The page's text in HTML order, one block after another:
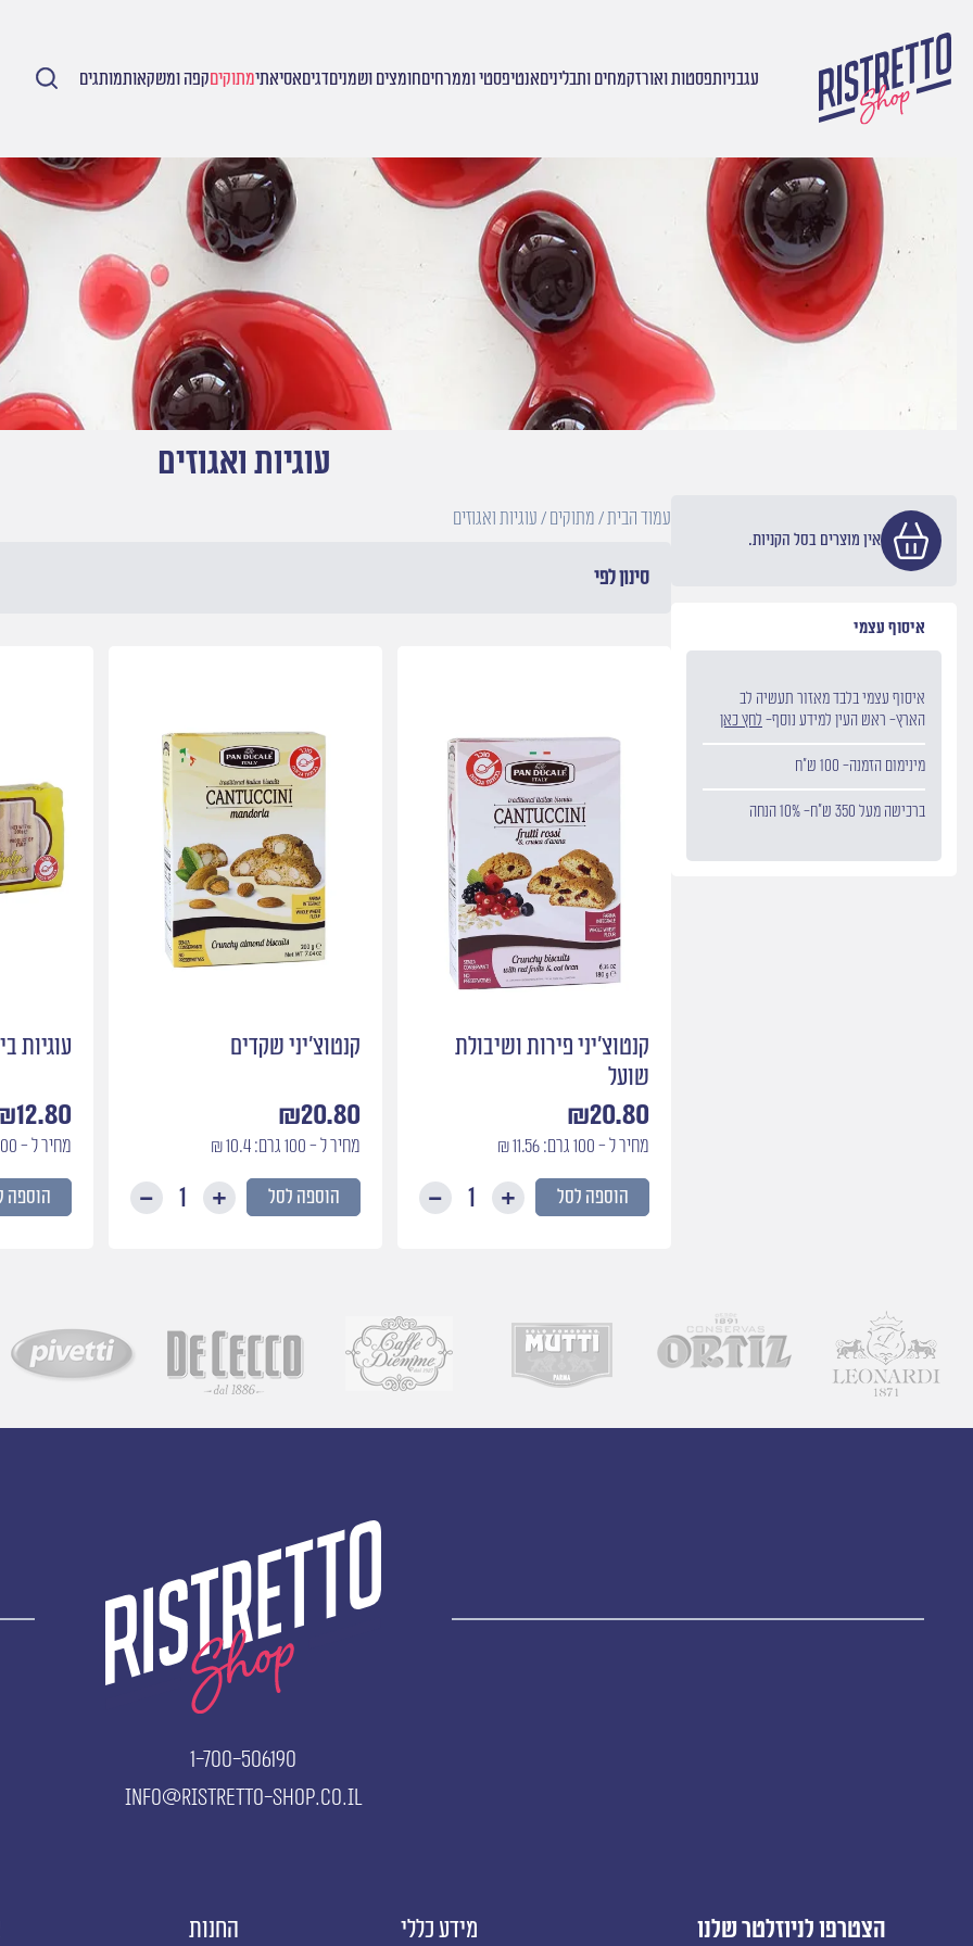
עגבניותפסטות ואורזקמחים ותבליניםאנטיפסטי וממרחיםחומצים ושמניםדגיםאסיאתימתוקיםקפה ומשקאותמותגים
עוגיות ואגוזים
אין מוצרים בסל הקניות.
איסוף עצמי
איסוף עצמי בלבד מאזור תעשיה לב
הארץ- ראש העין למידע נוסף- לחץ כאן
מינימום הזמנה- 100 ש״ח
ברכישה מעל 350 ש״ח- 10% הנחה
עמוד הבית/מתוקים/ עוגיות ואגוזים
סינון לפי
קנטוצ׳יני פירות ושיבולת
שועל
₪20.80
מחיר ל - 100 גרם: 11.56 ₪
כמות
הוספה לסל
קנטוצ׳יני שקדים
₪20.80
מחיר ל - 100 גרם: 10.4 ₪
כמות
הוספה לסל
עוגיות
12.80
מחיר ל - 100 גרם: 6.4 ₪
הוספה
1-700-506190
info@ristretto-shop.co.il
הצטרפו לניוזלטר שלנו מידע כללי החנות